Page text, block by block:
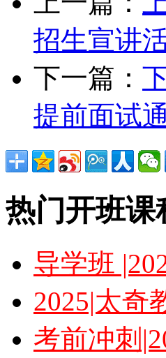
招生宣讲
下一篇：
提前面试
热门开班课
导学班
2025|太奇
考前冲刺